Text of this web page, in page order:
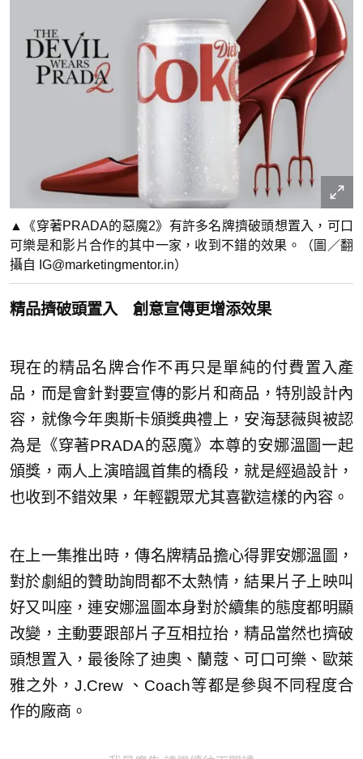
▲《穿著PRADA的惡魔2》有許多名牌擠破頭想置入，可口
可樂是和影片合作的其中一家，收到不錯的效果。（圖／翻
攝自 IG@marketingmentor.in）
精品擠破頭置入 創意宣傳更增添效果
現在的精品名牌合作不再只是單純的付費置入產
品，而是會針對要宣傳的影片和商品，特別設計內
容，就像今年奧斯卡頒獎典禮上，安海瑟薇與被認
為是《穿著PRADA的惡魔》本尊的安娜溫圖一起
頒獎，兩人上演暗諷首集的橋段，就是經過設計，
也收到不錯效果，年輕觀眾尤其喜歡這樣的內容。
在上一集推出時，傳名牌精品擔心得罪安娜溫圖，
對於劇組的贊助詢問都不太熱情，結果片子上映叫
好又叫座，連安娜溫圖本身對於續集的態度都明顯
改變，主動要跟部片子互相拉抬，精品當然也擠破
頭想置入，最後除了迪奧、蘭蔻、可口可樂、歐萊
雅之外，J.Crew 、Coach等都是參與不同程度合
作的廠商。